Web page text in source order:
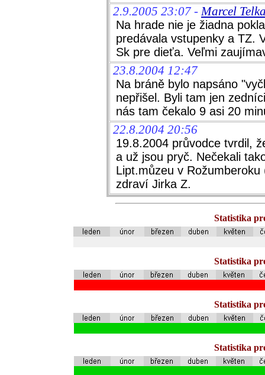
2.9.2005 23:07 - Marcel
Na hrade nie je žiadna
predávala vstupenky a TZ.
Sk pre dieťa. Veľmi
23.8.2004 12:47
Na bráně bylo napsáno
nepřišel. Byli tam jen
nás tam čekalo 9 asi 20
22.8.2004 20:56
19.8.2004 průvodce tvrdil,
a už jsou pryč. Nečekali
Lipt.můzeu v
zdraví Jirka Z.
Statistika
Statistika
Statistika
Statistika